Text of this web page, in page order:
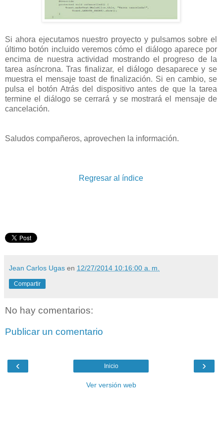
Si ahora ejecutamos nuestro proyecto y pulsamos sobre el
último botón incluido veremos cómo el diálogo aparece por
encima de nuestra actividad mostrando el progreso de la
tarea asíncrona. Tras finalizar, el diálogo desaparece y se
muestra el mensaje toast de finalización. Si en cambio, se
pulsa el botón Atrás del dispositivo antes de que la tarea
termine el diálogo se cerrará y se mostrará el mensaje de
cancelación.
Saludos compañeros, aprovechen la información.
Regresar al índice
Jean Carlos Ugas en 12/27/2014 10:16:00 a. m.
Compartir
No hay comentarios:
Publicar un comentario
‹ ›
Inicio
Ver versión web